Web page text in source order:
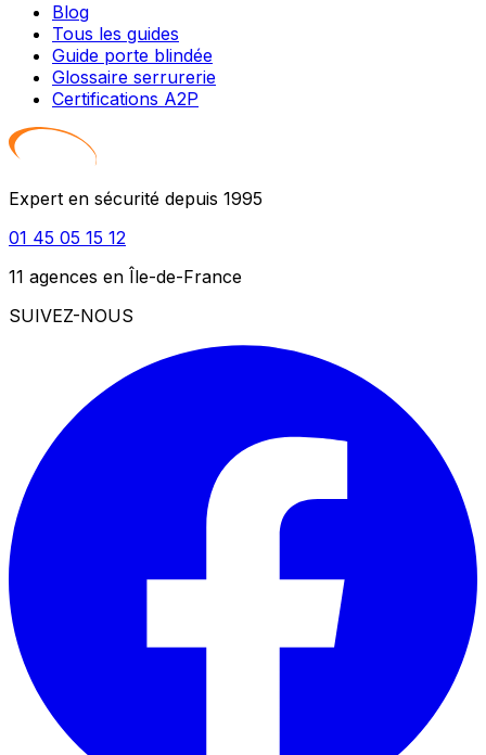
Blog
Tous les guides
Guide porte blindée
Glossaire serrurerie
Certifications A2P
Expert en sécurité depuis 1995
01 45 05 15 12
11 agences en Île-de-France
SUIVEZ-NOUS